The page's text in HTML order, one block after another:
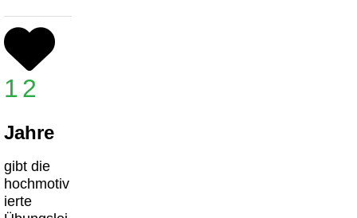
12
Jahre
gibt die
hochmotiv
ierte